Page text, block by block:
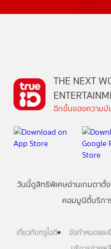
THE NEXT
อีกขั้นของความบั
วันนี้ดูสิทธิพิเศษอ่านเกมตาตั้ง
คอมมูนิตี้บริกา
เกี่ยวกับทรูไอดี ข้อกำหนดและเ